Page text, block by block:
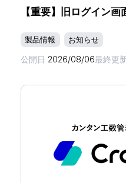
【重要】旧ログイン
製品情報 お知らせ
公開日 2026/08/06最終更